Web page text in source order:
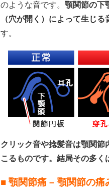
のような音です。 顎関節の下
（穴が開く）によって生じる
す。
クリック音や捻髪音は顎関節
こるものです。結局その多く
■ 顎関節痛 – 顎関節の